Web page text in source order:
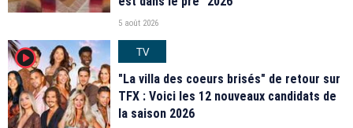
5 août 2026
player2
TV
"La villa des coeurs brisés" de retour sur
TFX : Voici les 12 nouveaux candidats de
la saison 2026